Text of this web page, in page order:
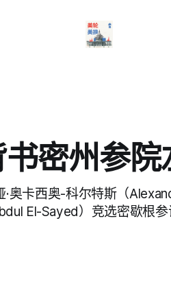
密州参
·奥卡西奥-科尔特斯（
El-Sayed）竞选密歇根